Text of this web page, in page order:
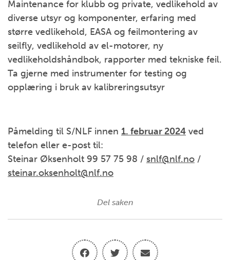
Maintenance for klubb og private, vedlikehold av
diverse utsyr og komponenter, erfaring med
større vedlikehold, EASA og feilmontering av
seilfly, vedlikehold av el-motorer, ny
vedlikeholdshåndbok, rapporter med tekniske feil.
Ta gjerne med instrumenter for testing og
opplæring i bruk av kalibreringsutsyr
Påmelding til S/NLF innen 1. februar 2024 ved
telefon eller e-post til:
Steinar Øksenholt 99 57 75 98 / snlf@nlf.no /
steinar.oksenholt@nlf.no
Del saken